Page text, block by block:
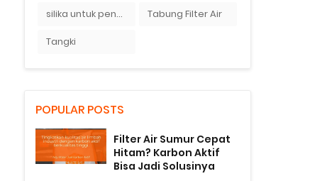
silika untuk penyaring air Tabung Filter Air
Tangki
POPULAR POSTS
Filter Air Sumur Cepat
Hitam? Karbon Aktif
Bisa Jadi Solusinya